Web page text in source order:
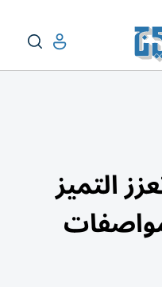
التميز
ب 6 مواصفات